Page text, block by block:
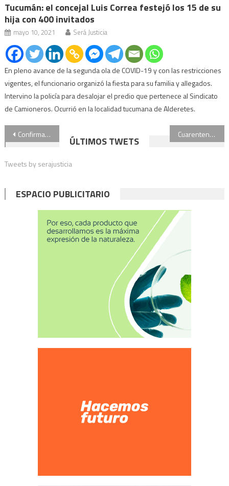
Tucumán: el concejal Luis Correa festejó los 15 de su
hija con 400 invitados
mayo 10, 2021 Será Justicia
En pleno avance de la segunda ola de COVID-19 y con las restricciones
vigentes, el funcionario organizó la fiesta para su familia y allegados.
Intervino la policía para desalojar el predio que pertenece al Sindicato
de Camioneros. Ocurrió en la localidad tucumana de Alderetes.
Navegación
de
entradas
Confirman el rechazo de un habeas corpus colectivo por el uso de celulares en las cárceles Cuarentena flexible: empieza la ronda de consultas antes del anuncio de extensión del aislamiento
ÚLTIMOS TWETS
Tweets by serajusticia
ESPACIO PUBLICITARIO